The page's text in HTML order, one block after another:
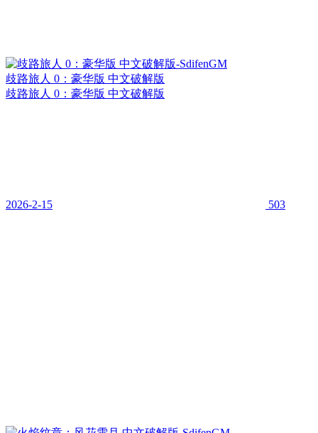
歧路旅人 0：豪华版 中文破解版
歧路旅人 0：豪华版 中文破解版
2026-2-15 503